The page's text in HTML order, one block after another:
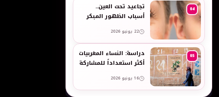
04
تجاعيد تحت العين..
أسباب الظهور المبكر
بالبشرة الحساسة -
taroudant press
22 يونيو 2026
05
دراسة: النساء المغربيات
أكثر استعداداً للمشاركة
بالرجال
16 يونيو 2026